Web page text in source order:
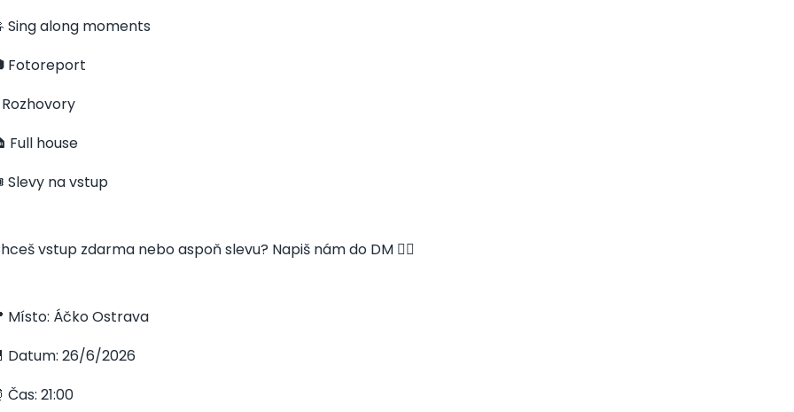
Sing along moments
Fotoreport
Full house
Slevy na vstup
vstup zdarma nebo aspoň slevu? Napiš nám do DM 👇🏻
Místo: Áčko Ostrava
Datum: 26/6/2026
Čas: 21:00